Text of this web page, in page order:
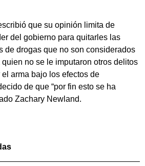
que su opinión limita de
del gobierno para quitarles las
de drogas que no son considerados
no se le imputaron otros delitos
arma bajo los efectos de
de que “por fin esto se ha
Zachary Newland.